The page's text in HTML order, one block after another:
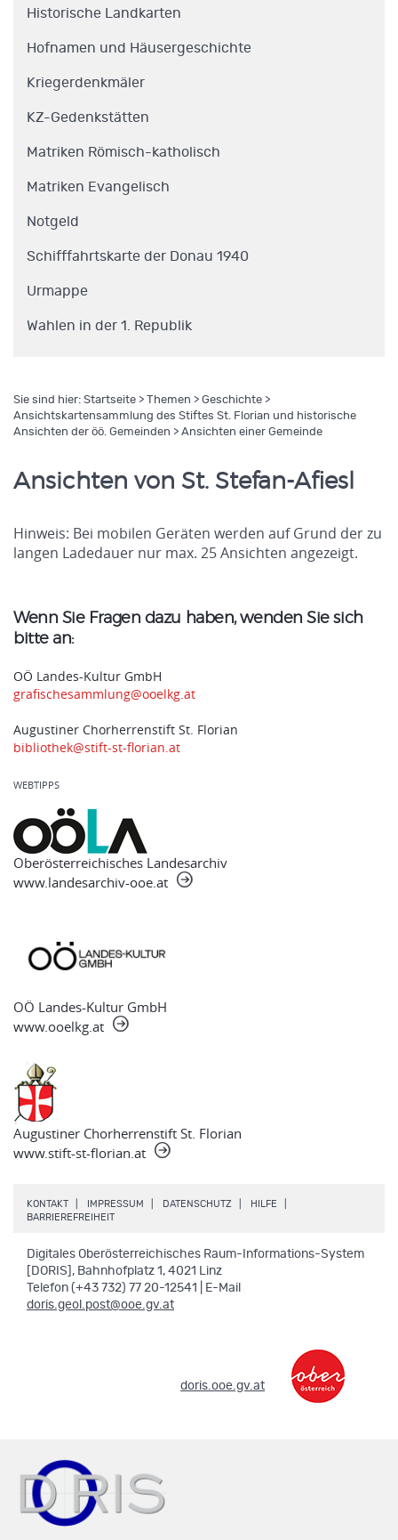
Historische Landkarten
Hofnamen und Häusergeschichte
Kriegerdenkmäler
KZ-Gedenkstätten
Matriken Römisch-katholisch
Matriken Evangelisch
Notgeld
Schifffahrtskarte der Donau 1940
Urmappe
Wahlen in der 1. Republik
Sie sind hier: Startseite > Themen > Geschichte >
Ansichtskartensammlung des Stiftes St. Florian und historische
Ansichten der öö. Gemeinden > Ansichten einer Gemeinde
Ansichten von St. Stefan-Afiesl
Hinweis: Bei mobilen Geräten werden auf Grund der zu
langen Ladedauer nur max. 25 Ansichten angezeigt.
Wenn Sie Fragen dazu haben, wenden Sie sich
bitte an:
OÖ Landes-Kultur GmbH
grafischesammlung@ooelkg.at
Augustiner Chorherrenstift St. Florian
bibliothek@stift-st-florian.at
WEBTIPPS
Oberösterreichisches Landesarchiv
www.landesarchiv-ooe.at
OÖ Landes-Kultur GmbH
www.ooelkg.at
Augustiner Chorherrenstift St. Florian
www.stift-st-florian.at
KONTAKT IMPRESSUM DATENSCHUTZ HILFE
BARRIEREFREIHEIT.
Digitales Oberösterreichisches Raum-Informations-System
[DORIS], Bahnhofplatz 1, 4021 Linz
Telefon (+43 732) 77 20-12541 | E-Mail
doris.geol.post@ooe.gv.at
doris.ooe.gv.at.